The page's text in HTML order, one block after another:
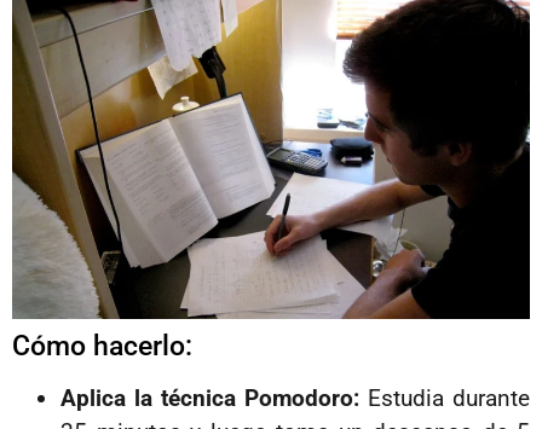
Cómo hacerlo:
Aplica la técnica Pomodoro: Estudia durante